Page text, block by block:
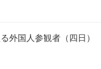
外国人参観者（四日）